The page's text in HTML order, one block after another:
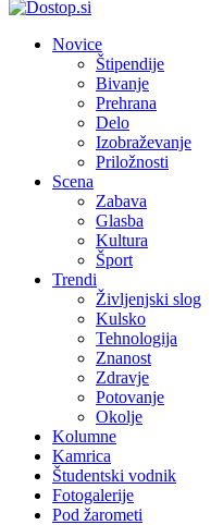
Novice
Štipendije
Bivanje
Prehrana
Delo
Izobraževanje
Priložnosti
Scena
Zabava
Glasba
Kultura
Šport
Trendi
Življenjski slog
Kulsko
Tehnologija
Znanost
Zdravje
Potovanje
Okolje
Kolumne
Kamrica
Študentski vodnik
Fotogalerije
Pod žarometi